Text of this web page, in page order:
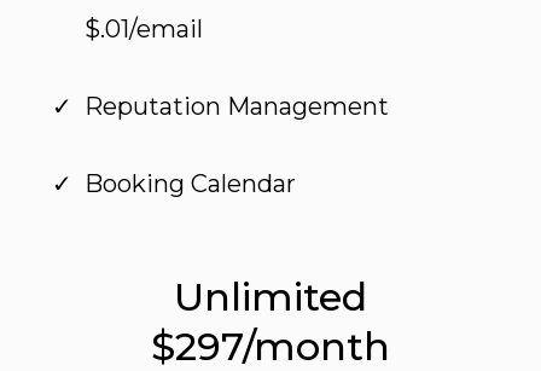
$.01/email
Reputation Management
Booking Calendar
Unlimited
$297/month